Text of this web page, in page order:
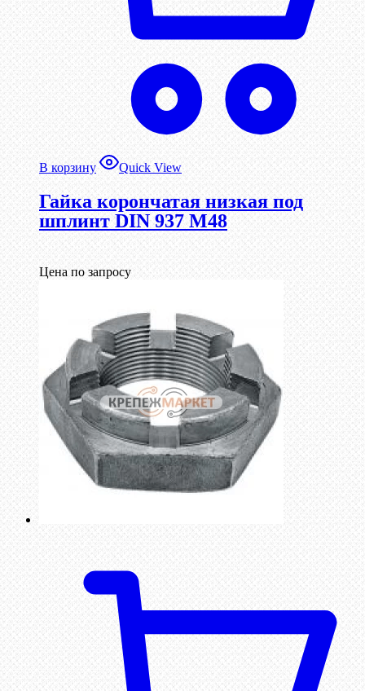
В корзину Quick View
Гайка корончатая низкая под
шплинт DIN 937 М48
Цена по запросу